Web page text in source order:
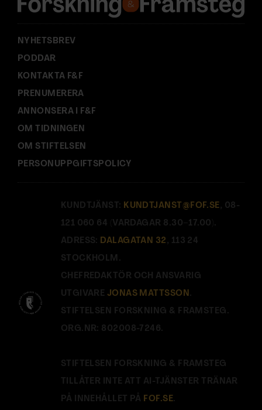
:
NYHETSBREV
PODDAR
KONTAKTA F&F
PRENUMERERA
ANNONSERA I F&F
OM TIDNINGEN
OM STIFTELSEN
PERSONUPPGIFTSPOLICY
KUNDTJÄNST: KUNDTJANST@FOF.SE , 08-
121 060 64 (VARDAGAR 8.30–17.00).
ADRESS: DALAGATAN 32 , 113 24
STOCKHOLM.
CHEFREDAKTÖR OCH ANSVARIG
UTGIVARE JONAS MATTSSON .
STIFTELSEN FORSKNING & FRAMSTEG.
ORG.NR: 802008-7246.
STIFTELSEN FORSKNING & FRAMSTEG
TILLÅTER INTE ATT AI-TJÄNSTER TRÄNAR
PÅ INNEHÅLLET PÅ FOF.SE.